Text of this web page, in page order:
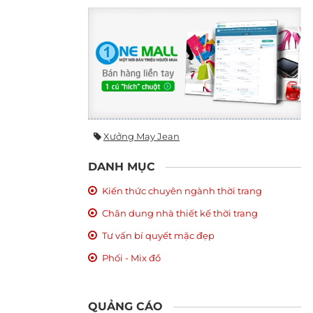
Xưởng May Jean
DANH MỤC
Kiến thức chuyên ngành thời trang
Chân dung nhà thiết kế thời trang
Tư vấn bí quyết mặc đẹp
Phối - Mix đồ
QUẢNG CÁO